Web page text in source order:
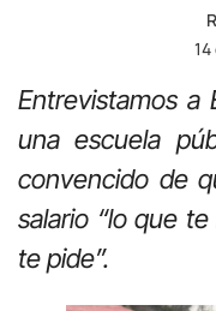
Entrevistamos a
una escuela
convencido de
salario “lo que
te pide”.